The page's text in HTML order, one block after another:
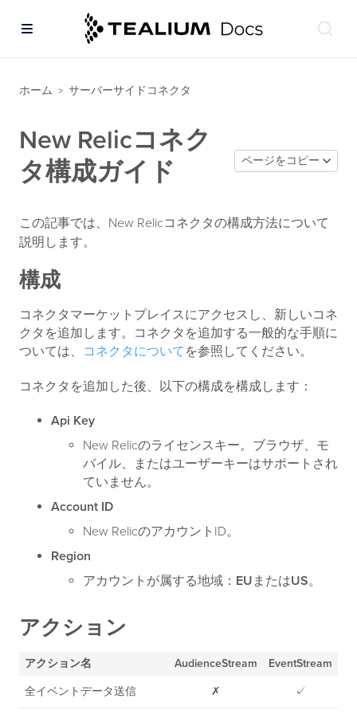
ホーム > サーバーサイドコネクタ
New Relicコネク
タ構成ガイド
ページをコピー
この記事では、New Relicコネクタの構成方法について
説明します。
構成
コネクタマーケットプレイスにアクセスし、新しいコネ
クタを追加します。コネクタを追加する一般的な手順に
ついては、 コネクタについて を参照してください。
コネクタを追加した後、以下の構成を構成します：
Api Key
New Relicのライセンスキー。ブラウザ、モ
バイル、またはユーザーキーはサポートされ
ていません。
Account ID
New RelicのアカウントID。
Region
アカウントが属する地域： EU またはUS。
アクション
アクション名 AudienceStream EventStream
全イベントデータ送信 ✗ ✓